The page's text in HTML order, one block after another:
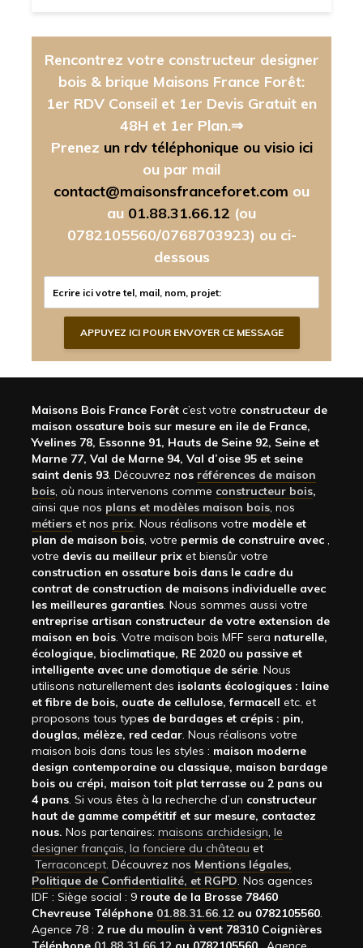
Rencontrez votre constructeur designer
bois & brique Maisons France Forêt:
1er RDV Conseil et 1er Devis Gratuit en
48H et 1er Plan.⇒
Prenez un rdv téléphonique ou visio ici
ou par mail
contact@maisonsfranceforet.com ou
au 01.88.31.66.12 (ou
0782105560/0768703923) ou ci-
dessous
Maisons Bois France Forêt c’est votre constructeur de
maison ossature bois sur mesure en ile de France,
Yvelines 78, Essonne 91, Hauts de Seine 92, Seine et
Marne 77, Val de Marne 94, Val d’oise 95 et seine
saint denis 93. Découvrez nos références de maison
bois, où nous intervenons comme constructeur bois,
ainsi que nos plans et modèles maison bois, nos
métiers et nos prix. Nous réalisons votre modèle et
plan de maison bois, votre permis de construire avec ,
votre devis au meilleur prix et biensûr votre
construction en ossature bois dans le cadre du
contrat de construction de maisons individuelle avec
les meilleures garanties. Nous sommes aussi votre
entreprise artisan constructeur de votre extension de
maison en bois. Votre maison bois MFF sera naturelle,
écologique, bioclimatique, RE 2020 ou passive et
intelligente avec une domotique de série. Nous
utilisons naturellement des isolants écologiques : laine
et fibre de bois, ouate de cellulose, fermacell etc. et
proposons tous types de bardages et crépis : pin,
douglas, mélèze, red cedar. Nous réalisons votre
maison bois dans tous les styles : maison moderne
design contemporaine ou classique, maison bardage
bois ou crépi, maison toit plat terrasse ou 2 pans ou
4 pans. Si vous êtes à la recherche d’un constructeur
haut de gamme compétitif et sur mesure, contactez
nous. Nos partenaires: maisons archidesign, le
designer français, la fonciere du château et
Terraconcept. Découvrez nos Mentions légales,
Politique de Confidentialité, et RGPD. Nos agences
IDF : Siège social : 9 route de la Brosse 78460
Chevreuse Téléphone 01.88.31.66.12 ou 0782105560.
Agence 78 : 2 rue du moulin à vent 78310 Coignières